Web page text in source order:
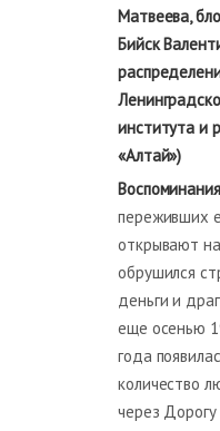
Матвеева,
Бийск
института и
«Алтай»)
переживших
открывают
обрушился
деньги и
еще осенью
года
количество
через